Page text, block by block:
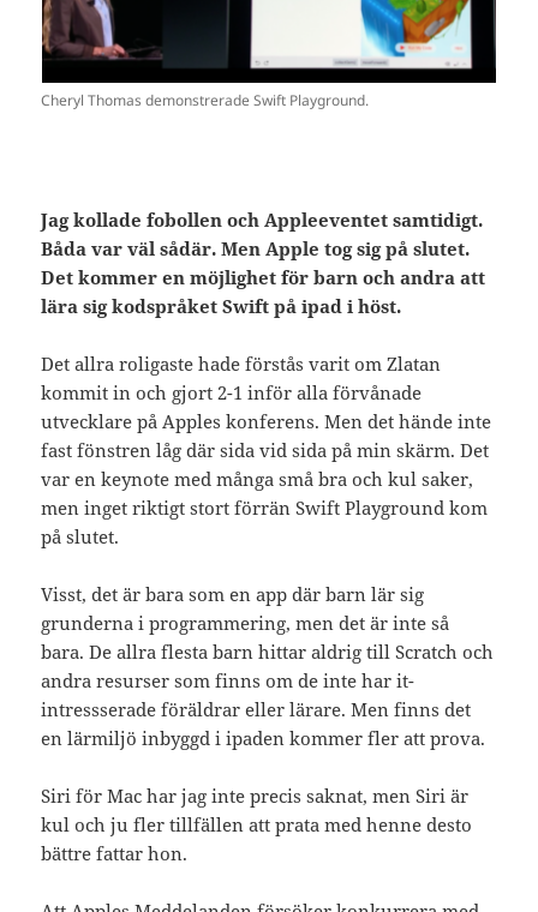
Cheryl Thomas demonstrerade Swift Playground.
Jag kollade fobollen och Appleeventet samtidigt.
Båda var väl sådär. Men Apple tog sig på slutet.
Det kommer en möjlighet för barn och andra att
lära sig kodspråket Swift på ipad i höst.
Det allra roligaste hade förstås varit om Zlatan
kommit in och gjort 2-1 inför alla förvånade
utvecklare på Apples konferens. Men det hände inte
fast fönstren låg där sida vid sida på min skärm. Det
var en keynote med många små bra och kul saker,
men inget riktigt stort förrän Swift Playground kom
på slutet.
Visst, det är bara som en app där barn lär sig
grunderna i programmering, men det är inte så
bara. De allra flesta barn hittar aldrig till Scratch och
andra resurser som finns om de inte har it-
intressserade föräldrar eller lärare. Men finns det
en lärmiljö inbyggd i ipaden kommer fler att prova.
Siri för Mac har jag inte precis saknat, men Siri är
kul och ju fler tillfällen att prata med henne desto
bättre fattar hon.